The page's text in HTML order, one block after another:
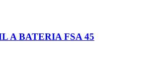
A BATERIA FSA 45